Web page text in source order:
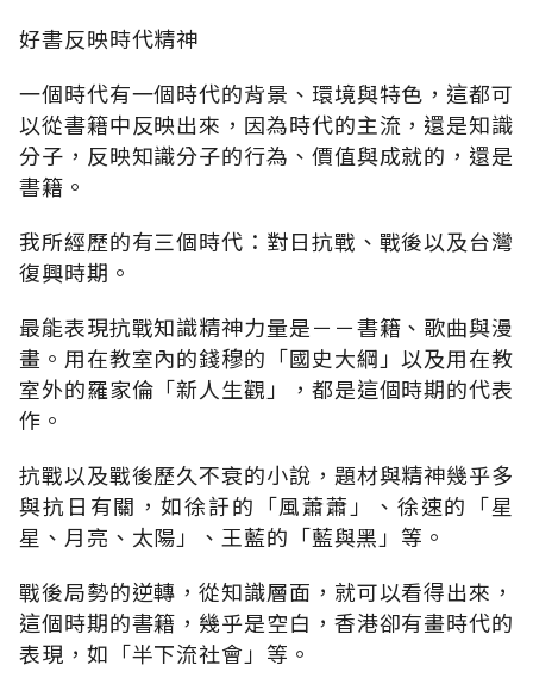
好書反映時代精神
一個時代有一個時代的背景、環境與特色，這都可
以從書籍中反映出來，因為時代的主流，還是知識
分子，反映知識分子的行為、價值與成就的，還是
書籍。
我所經歷的有三個時代：對日抗戰、戰後以及台灣
復興時期。
最能表現抗戰知識精神力量是－－書籍、歌曲與漫
畫。用在教室內的錢穆的「國史大綱」以及用在教
室外的羅家倫「新人生觀」，都是這個時期的代表
作。
抗戰以及戰後歷久不衰的小說，題材與精神幾乎多
與抗日有關，如徐訏的「風蕭蕭」、徐速的「星
星、月亮、太陽」、王藍的「藍與黑」等。
戰後局勢的逆轉，從知識層面，就可以看得出來，
這個時期的書籍，幾乎是空白，香港卻有畫時代的
表現，如「半下流社會」等。